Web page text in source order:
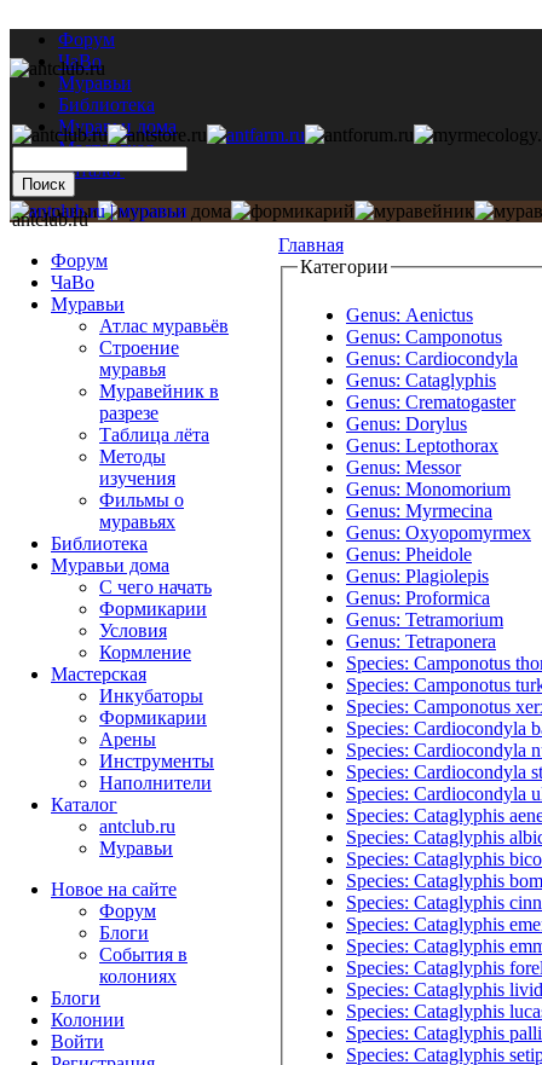
Форум
ЧаВо
Муравьи
Библиотека
Муравьи дома
Мастерская
Каталог
Главная
Категории
Genus: Aenictus
Genus: Camponotus
Genus: Cardiocondyla
Genus: Cataglyphis
Genus: Crematogaster
Genus: Dorylus
Genus: Leptothorax
Genus: Messor
Genus: Monomorium
Genus: Myrmecina
Genus: Oxyopomyrmex
Genus: Pheidole
Genus: Plagiolepis
Genus: Proformica
Genus: Tetramorium
Genus: Tetraponera
Species: Camponotus
Species: Camponotus
Species: Camponotus
Species: Cardiocondyla
Species: Cardiocondyla
Species: Cardiocondyla
Species: Cardiocondyla
Species: Cataglyphis
Species: Cataglyphis
Species: Cataglyphis
Species: Cataglyphis
Species: Cataglyphis
Species: Cataglyphis
Species: Cataglyphis
Species: Cataglyphis
Species: Cataglyphis
Species: Cataglyphis
Species: Cataglyphis
Species: Cataglyphis
antclub.ru
Форум
ЧаВо
Муравьи
Атлас муравьёв
Строение
муравья
Муравейник в
разрезе
Таблица лёта
Методы
изучения
Фильмы о
муравьях
Библиотека
Муравьи дома
С чего начать
Формикарии
Условия
Кормление
Мастерская
Инкубаторы
Формикарии
Арены
Инструменты
Наполнители
Каталог
antclub.ru
Муравьи
Новое на сайте
Форум
Блоги
События в
колониях
Блоги
Колонии
Войти